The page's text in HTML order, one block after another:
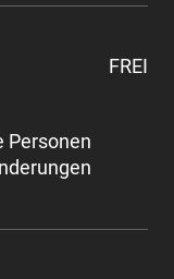
Personen
FREI